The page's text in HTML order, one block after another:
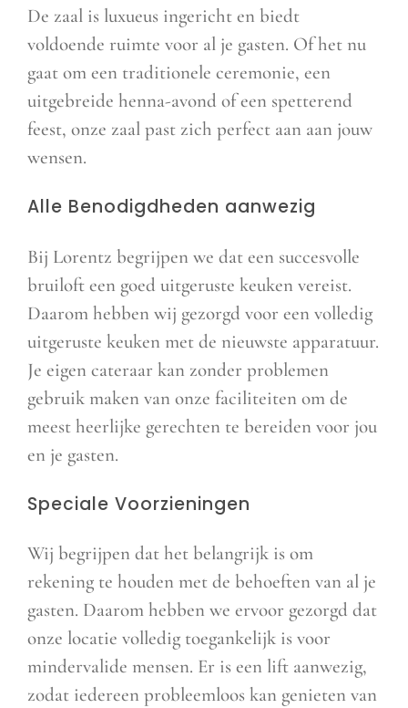
De zaal is luxueus ingericht en biedt
voldoende ruimte voor al je gasten. Of het nu
gaat om een traditionele ceremonie, een
uitgebreide henna-avond of een spetterend
feest, onze zaal past zich perfect aan aan jouw
wensen.
Alle Benodigdheden aanwezig
Bij Lorentz begrijpen we dat een succesvolle
bruiloft een goed uitgeruste keuken vereist.
Daarom hebben wij gezorgd voor een volledig
uitgeruste keuken met de nieuwste apparatuur.
Je eigen cateraar kan zonder problemen
gebruik maken van onze faciliteiten om de
meest heerlijke gerechten te bereiden voor jou
en je gasten.
Speciale Voorzieningen
Wij begrijpen dat het belangrijk is om
rekening te houden met de behoeften van al je
gasten. Daarom hebben we ervoor gezorgd dat
onze locatie volledig toegankelijk is voor
mindervalide mensen. Er is een lift aanwezig,
zodat iedereen probleemloos kan genieten van